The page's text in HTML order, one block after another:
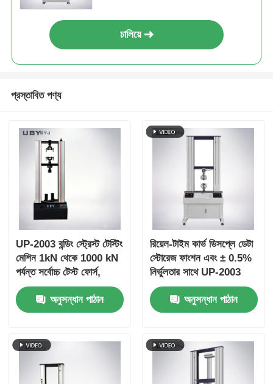
চালিয়ে
প্রস্তাবিত পণ্য
UP-2003 বন্ডিং স্ট্রেস্ট টেস্টিং
মেশিন 1kN থেকে 1000 kN
পর্যন্ত সর্বোচ্চ টেস্ট ফোর্স,
±1.0% নির্ভুলতা এবং 800
মিমি কার্যকর টান স্ট্রোক সহ
অনুসন্ধান পাঠান
রিয়েল-টাইম কার্ভ ডিসপ্লে ডেটা
স্টোরেজ ফাংশন এবং ± 0.5%
নির্ভুলতার সাথে UP-2003
টেনসিল স্ট্রেস্ট টেস্টার
অনুসন্ধান পাঠান